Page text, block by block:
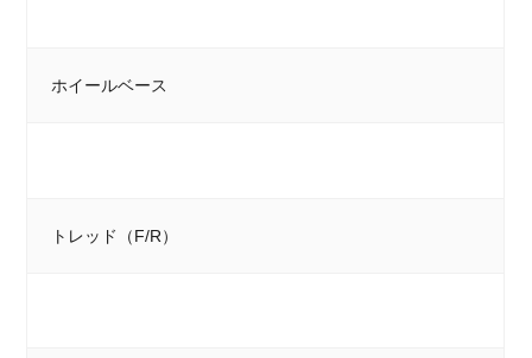
ホイールベース
トレッド（F/R）